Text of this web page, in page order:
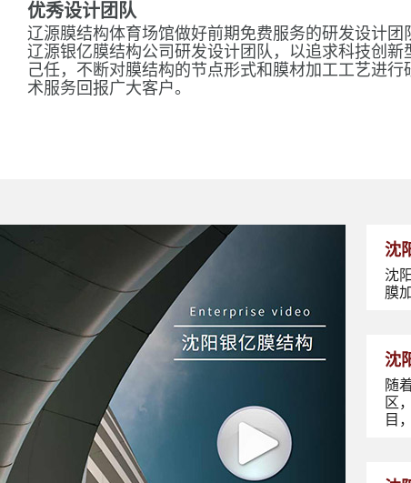
优秀设计团队
辽源膜结构体育场馆做好前期免费服务的研发设计团
辽源银亿膜结构公司研发设计团队，以追求科技创新
己任，不断对膜结构的节点形式和膜材加工工艺进行
术服务回报广大客户。
沈
沈
膜
沈
随
区
目